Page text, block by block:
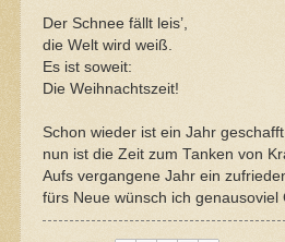
Der Schnee fällt leis’,
die Welt wird weiß.
Es ist soweit:
Die Weihnachtszeit!
Schon wieder ist ein Jahr geschafft,
nun ist die Zeit zum Tanken von
Aufs vergangene Jahr ein
fürs Neue wünsch ich genausoviel